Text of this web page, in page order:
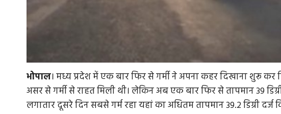
भोपाल। मध्य प्रदेश में एक बार फिर से गर्मी ने अपना कहर दिखाना शुरू
असर से गर्मी से राहत मिली थी। लेकिन अब एक बार फिर से तापमान 39
लगातार दूसरे दिन सबसे गर्म रहा यहां का अधितम तापमान 39.2 डिग्री दर्ज